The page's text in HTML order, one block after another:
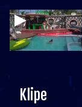
Klipe